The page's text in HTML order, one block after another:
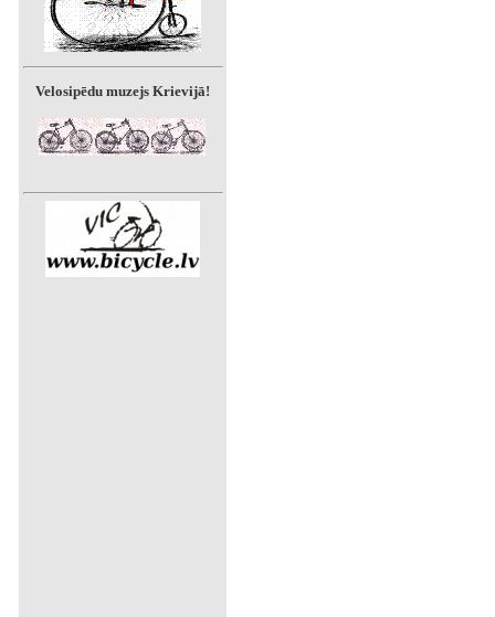
Velosipēdu muzejs Krievijā!